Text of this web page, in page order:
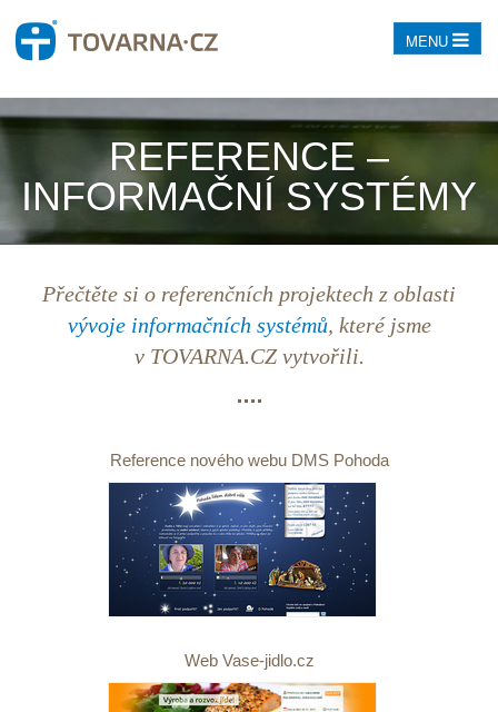
MENU
REFERENCE –
INFORMAČNÍ SYSTÉMY
Přečtěte si o referenčních projektech z oblasti
vývoje informačních systémů, které jsme
v TOVARNA.CZ vytvořili.
Reference nového webu DMS Pohoda
Web Vase-jidlo.cz